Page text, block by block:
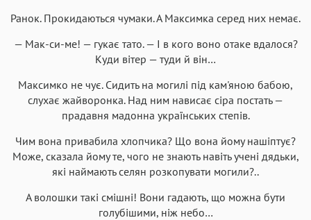
Ранок. Прокидаються чумаки. А Максимка серед них немає.
— Мак-си-ме! — гукає тато. — І в кого воно отаке вдалося?
Куди вітер — туди й він…
Максимко не чує. Сидить на могилі під кам'яною бабою,
слухає жайворонка. Над ним нависає сіра постать —
прадавня мадонна українських степів.
Чим вона привабила хлопчика? Що вона йому нашіптує?
Може, сказала йому те, чого не знають навіть учені дядьки,
які наймають селян розкопувати могили?..
А волошки такі смішні! Вони гадають, що можна бути
голубішими, ніж небо…